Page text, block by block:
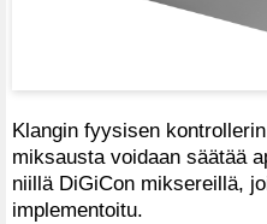
Klangin fyysisen
miksausta voidaan säätää
niillä DiGiCon miksereillä,
implementoitu.